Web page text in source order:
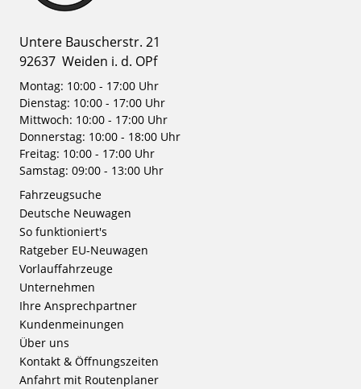
Untere Bauscherstr. 21
92637 Weiden i. d. OPf
Montag: 10:00 - 17:00 Uhr
Dienstag: 10:00 - 17:00 Uhr
Mittwoch: 10:00 - 17:00 Uhr
Donnerstag: 10:00 - 18:00 Uhr
Freitag: 10:00 - 17:00 Uhr
Samstag: 09:00 - 13:00 Uhr
Fahrzeugsuche
Deutsche Neuwagen
So funktioniert's
Ratgeber EU-Neuwagen
Vorlauffahrzeuge
Unternehmen
Ihre Ansprechpartner
Kundenmeinungen
Über uns
Kontakt & Öffnungszeiten
Anfahrt mit Routenplaner